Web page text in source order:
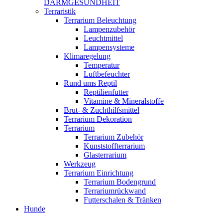
DARMGESUNDHEIT
Terraristik
Terrarium Beleuchtung
Lampenzubehör
Leuchtmittel
Lampensysteme
Klimaregelung
Temperatur
Luftbefeuchter
Rund ums Reptil
Reptilienfutter
Vitamine & Mineralstoffe
Brut- & Zuchthilfsmittel
Terrarium Dekoration
Terrarium
Terrarium Zubehör
Kunststoffterrarium
Glasterrarium
Werkzeug
Terrarium Einrichtung
Terrarium Bodengrund
Terrariumrückwand
Futterschalen & Tränken
Hunde